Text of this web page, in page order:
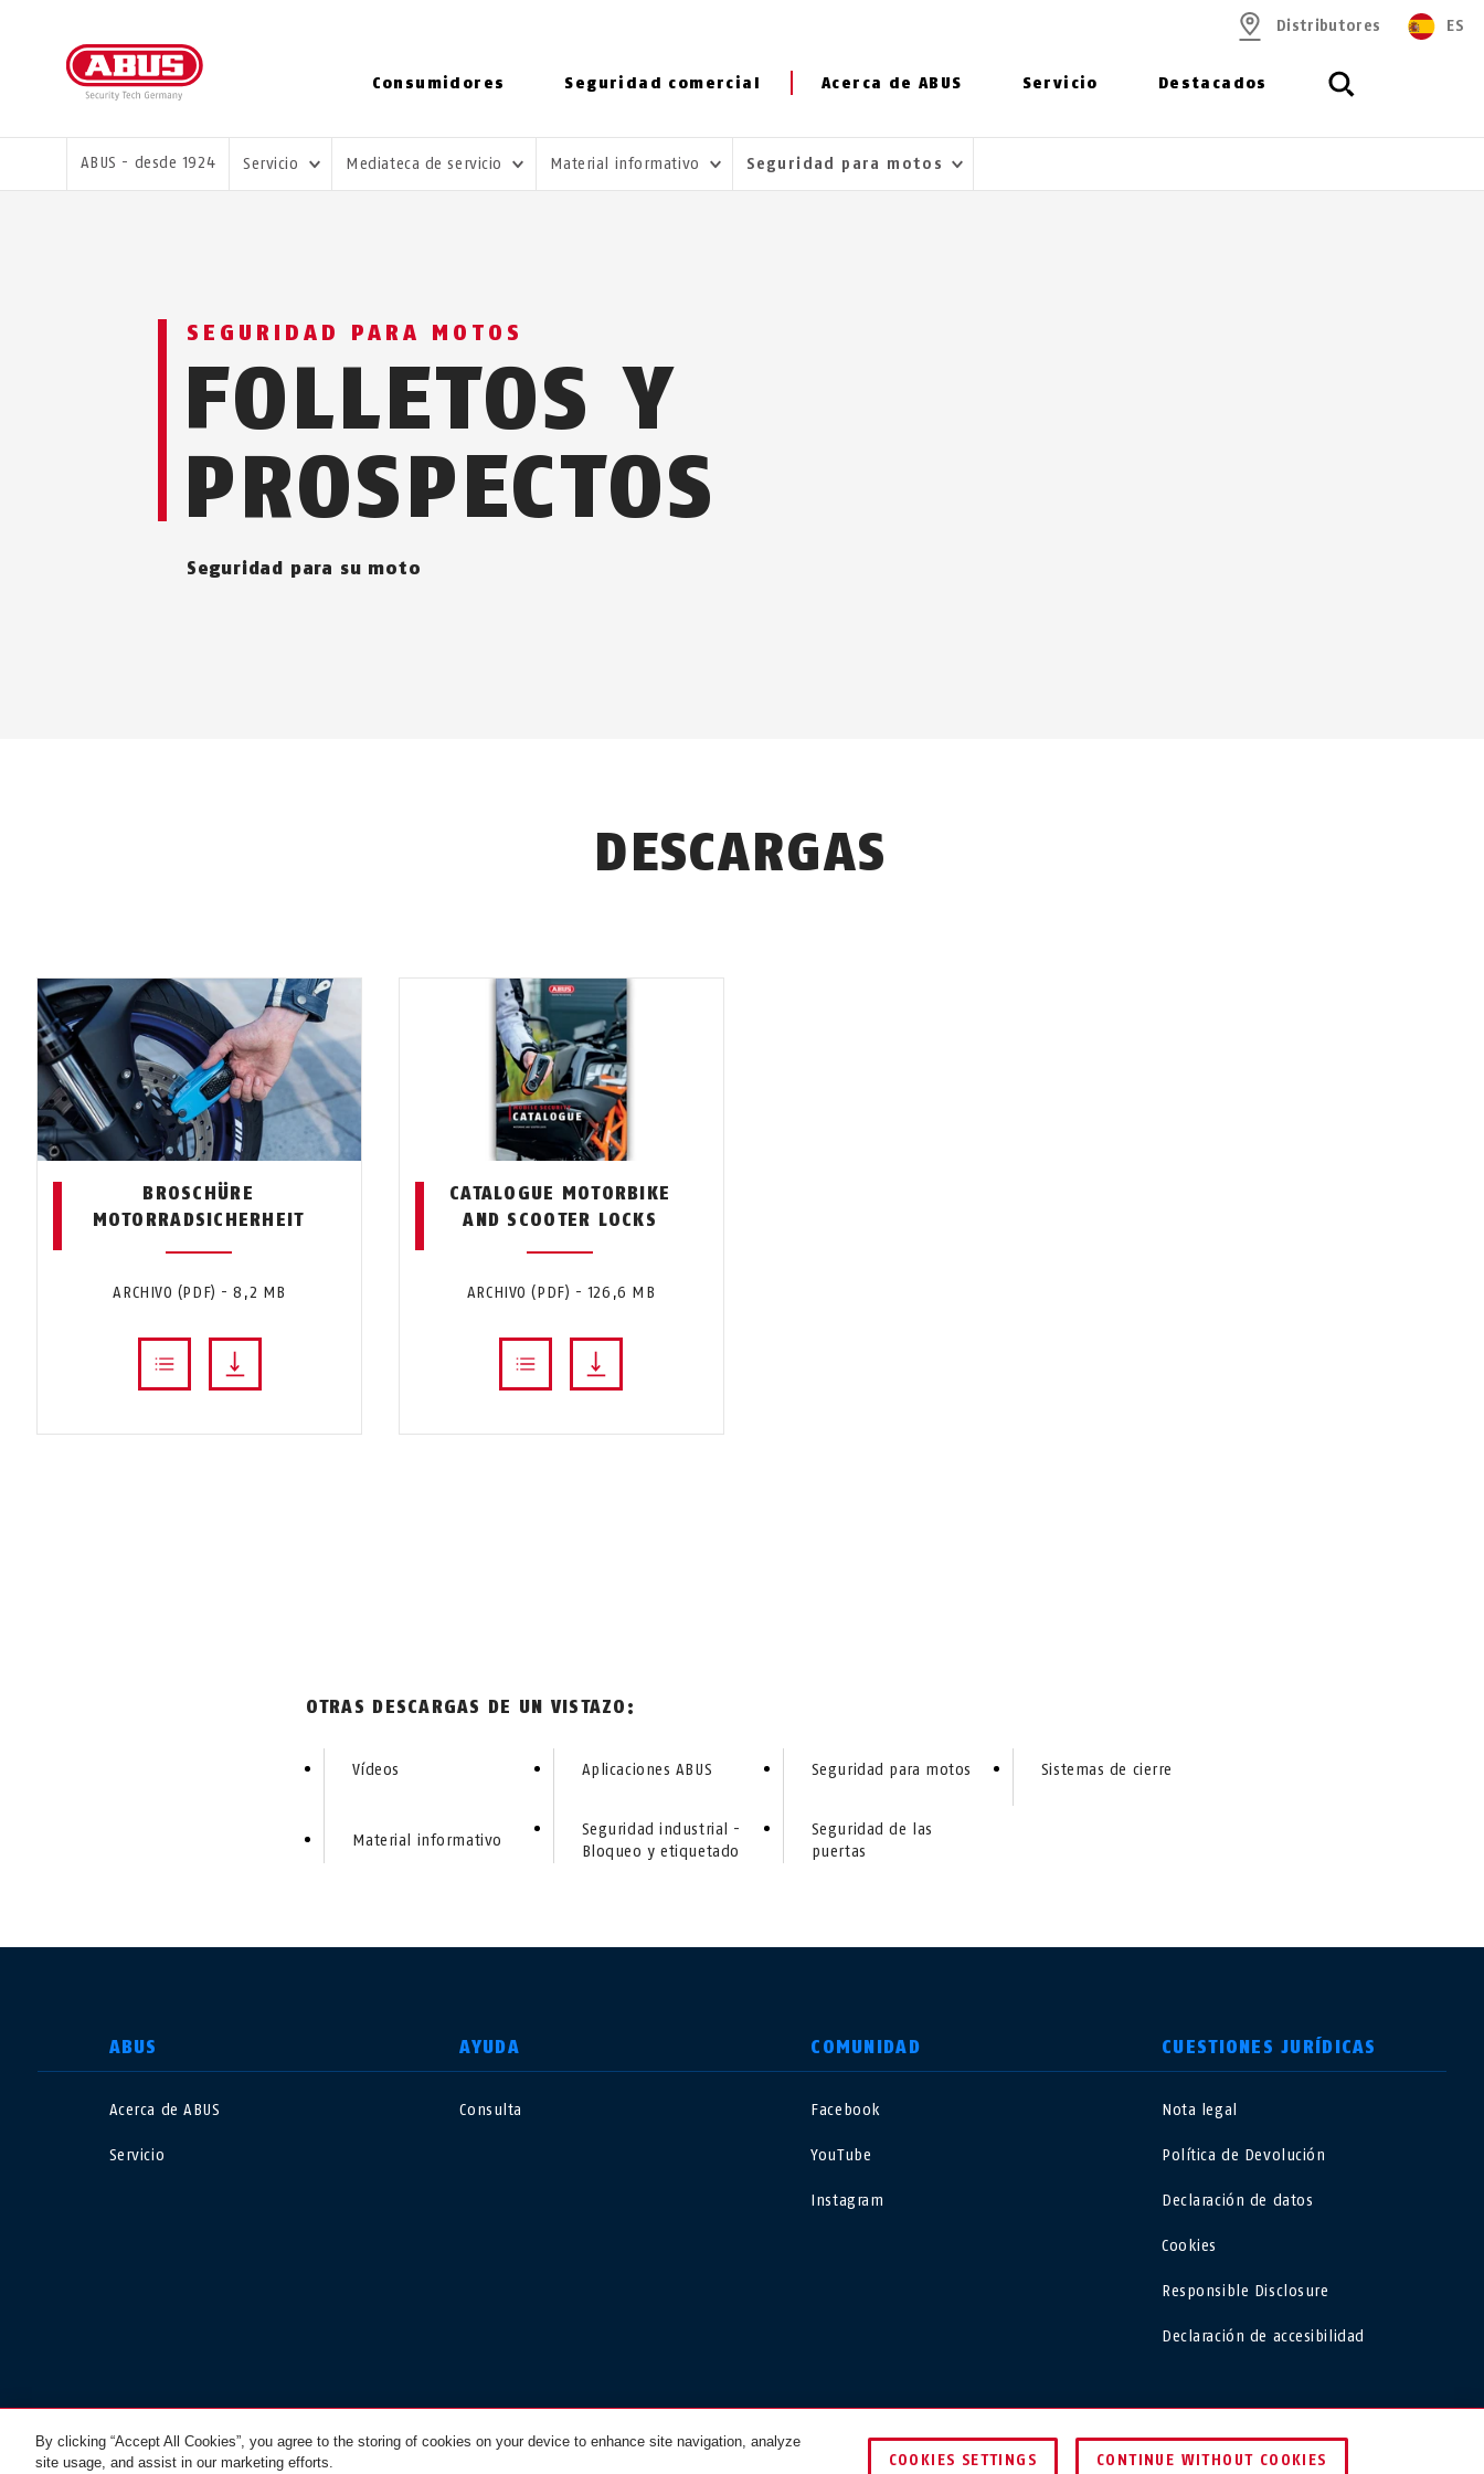
Consumidores Seguridad comercial Acerca de ABUS Servicio Destacados
Distributores ES
USTED ESTÁ AQUÍ:
ABUS - desde 1924 Servicio Mediateca de servicio Material informativo Seguridad para motos
SEGURIDAD PARA MOTOS
FOLLETOS Y
PROSPECTOS
Seguridad para su moto
DESCARGAS
BROSCHÜRE
MOTORRADSICHERHEIT
ARCHIVO (PDF) - 8,2 MB
CATALOGUE MOTORBIKE
AND SCOOTER LOCKS
ARCHIVO (PDF) - 126,6 MB
OTRAS DESCARGAS DE UN VISTAZO:
Vídeos
Material informativo
Aplicaciones ABUS
Seguridad industrial -
Bloqueo y etiquetado
Seguridad para motos
Seguridad de las
puertas
Sistemas de cierre
ABUS
Acerca de ABUS
Servicio
AYUDA
Consulta
COMUNIDAD
Facebook
YouTube
Instagram
CUESTIONES JURÍDICAS
Nota legal
Política de Devolución
Declaración de datos
Cookies
Responsible Disclosure
Declaración de accesibilidad
© 2026 ABUS
SELECCIONE UN PAÍS
Polska
España
Україна Brasil Việt Nam Finland
By clicking “Accept All Cookies”, you agree to the storing of cookies on your device to enhance site navigation, analyze
site usage, and assist in our marketing efforts.
COOKIES SETTINGS CONTINUE WITHOUT COOKIES